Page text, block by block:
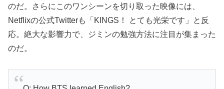
のだ。さらにこのワンシーンを切り取った映像には、
Netflixの公式Twitterも「KINGS！ とても光栄です」と反
応。絶大な影響力で、ジミンの勉強方法に注目が集まった
のだ。